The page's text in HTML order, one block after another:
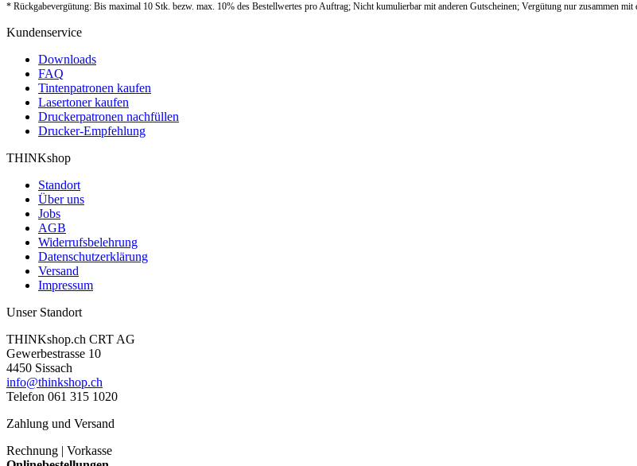
* Rückgabevergütung: Bis maximal 10 Stk. bezw. max. 10% des Bestellwertes pro Auftrag; Nicht kumulierbar mit anderen Gutscheinen; Vergütung nur zusammen
Kundenservice
Downloads
FAQ
Tintenpatronen kaufen
Lasertoner kaufen
Druckerpatronen nachfüllen
Drucker-Empfehlung
THINKshop
Standort
Über uns
Jobs
AGB
Widerrufsbelehrung
Datenschutzerklärung
Versand
Impressum
Unser Standort
THINKshop.ch CRT AG
Gewerbestrasse 10
4450 Sissach
info@thinkshop.ch
Telefon 061 315 1020
Zahlung und Versand
Rechnung | Vorkasse